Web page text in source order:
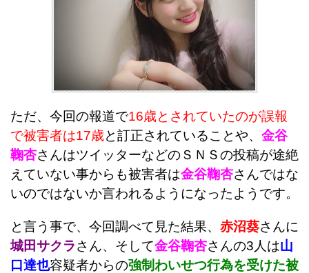
ただ、今回の報道で16歳とされていたのが誤報
で被害者は17歳と訂正されていることや、 金谷
鞠杏さんはツイッターなどのＳＮＳの投稿が途絶
えていない事からも被害者は金谷鞠杏さんではな
いのではないか言われるようになったようです。
と言う事で、今回調べて見た結果、 赤沼葵さんに
城田サクラさん、そして金谷鞠杏さんの3人は山
口達也容疑者からの強制わいせつ行為を受けた被